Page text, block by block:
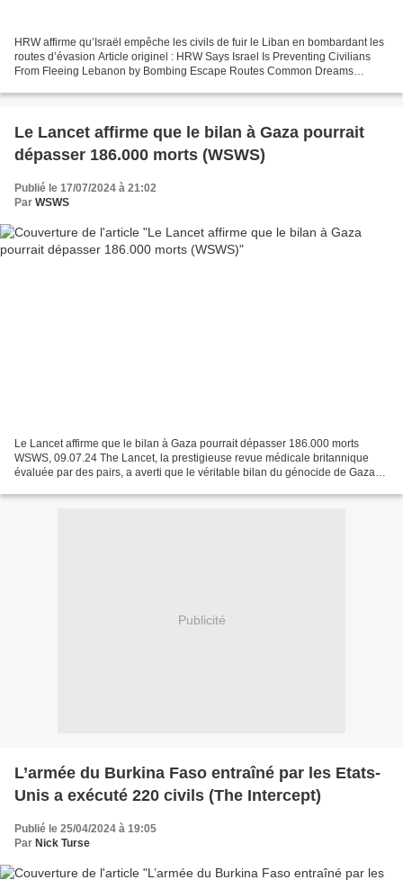
HRW affirme qu’Israël empêche les civils de fuir le Liban en bombardant les
routes d’évasion Article originel : HRW Says Israel Is Preventing Civilians
From Fleeing Lebanon by Bombing Escape Routes Common Dreams
Le Lancet affirme que le bilan à Gaza pourrait
dépasser 186.000 morts (WSWS)
Publié le 17/07/2024 à 21:02
Par WSWS
Le Lancet affirme que le bilan à Gaza pourrait dépasser 186.000 morts
WSWS, 09.07.24 The Lancet, la prestigieuse revue médicale britannique
évaluée par des pairs, a averti que le véritable bilan du génocide de Gaza
Publicité
L’armée du Burkina Faso entraîné par les Etats-
Unis a exécuté 220 civils (The Intercept)
Publié le 25/04/2024 à 19:05
Par Nick Turse